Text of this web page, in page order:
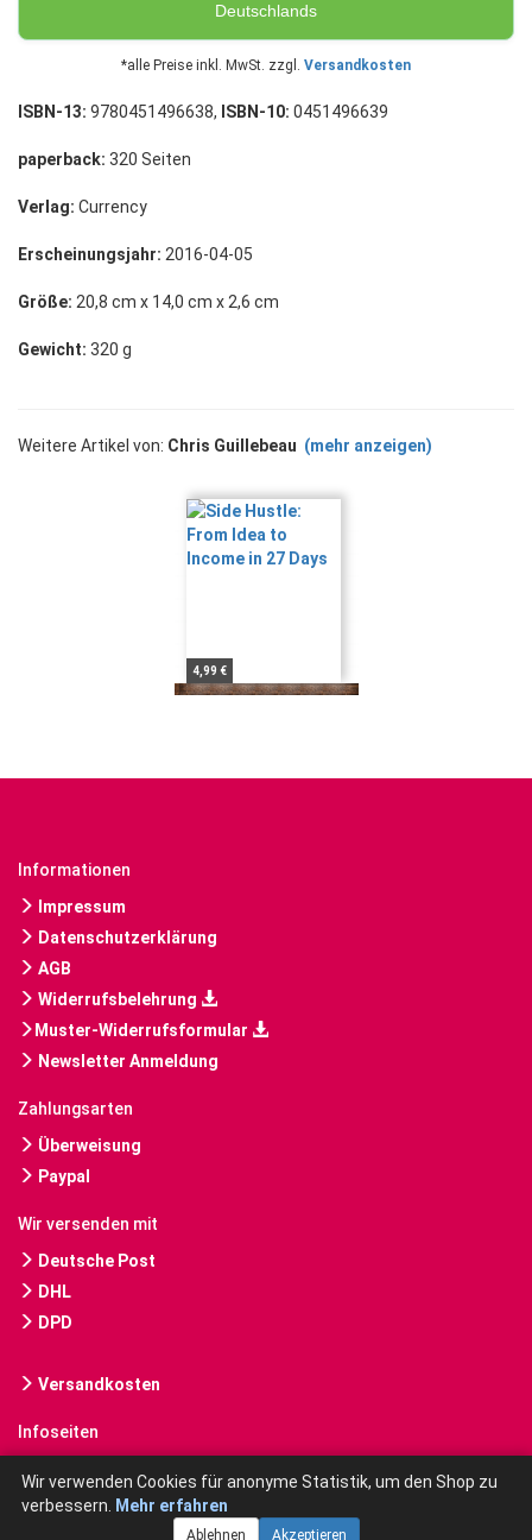
Deutschlands
*alle Preise inkl. MwSt. zzgl. Versandkosten
ISBN-13: 9780451496638, ISBN-10: 0451496639
paperback: 320 Seiten
Verlag: Currency
Erscheinungsjahr: 2016-04-05
Größe: 20,8 cm x 14,0 cm x 2,6 cm
Gewicht: 320 g
Weitere Artikel von: Chris Guillebeau (mehr anzeigen)
4,99 €
Informationen
Impressum
Datenschutzerklärung
AGB
Widerrufsbelehrung
Muster-Widerrufsformular
Newsletter Anmeldung
Zahlungsarten
Überweisung
Paypal
Wir versenden mit
Deutsche Post
DHL
DPD
Versandkosten
Infoseiten
Wir verwenden Cookies für anonyme Statistik, um den Shop zu
verbessern.
Mehr erfahren
Ablehnen Akzeptieren